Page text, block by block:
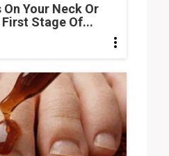
Your Neck Or
Stage Of...